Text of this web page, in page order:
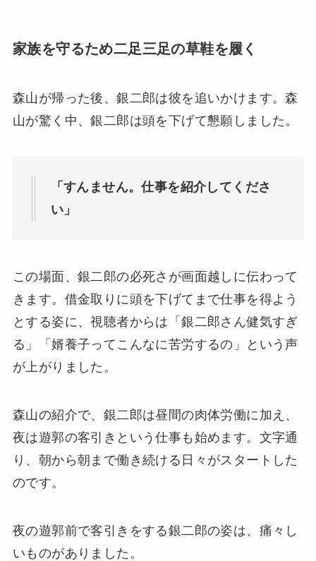
家族を守るため二足三足の草鞋を履く
森山が帰った後、銀二郎は彼を追いかけます。森
山が驚く中、銀二郎は頭を下げて懇願しました。
「すんません。仕事を紹介してくださ
い」
この場面、銀二郎の必死さが画面越しに伝わって
きます。借金取りに頭を下げてまで仕事を得よう
とする姿に、視聴者からは「銀二郎さん健気すぎ
る」「婿養子ってこんなに苦労するの」という声
が上がりました。
森山の紹介で、銀二郎は昼間の肉体労働に加え、
夜は遊郭の客引きという仕事も始めます。文字通
り、朝から朝まで働き続ける日々がスタートした
のです。
夜の遊郭前で客引きをする銀二郎の姿は、痛々し
いものがありました。